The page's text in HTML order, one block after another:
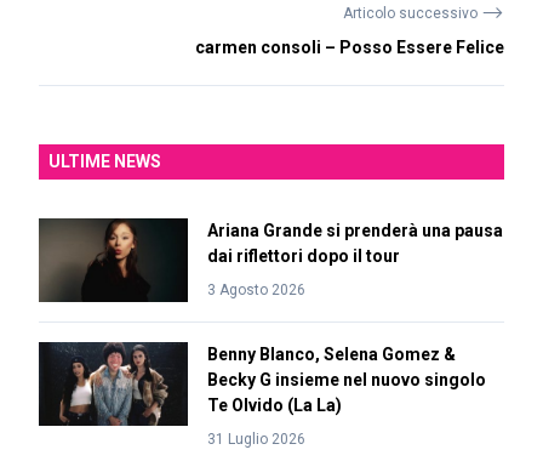
Articolo successivo ⟶
carmen consoli – Posso Essere Felice
ULTIME NEWS
Ariana Grande si prenderà una pausa
dai riflettori dopo il tour
3 Agosto 2026
Benny Blanco, Selena Gomez &
Becky G insieme nel nuovo singolo
Te Olvido (La La)
31 Luglio 2026